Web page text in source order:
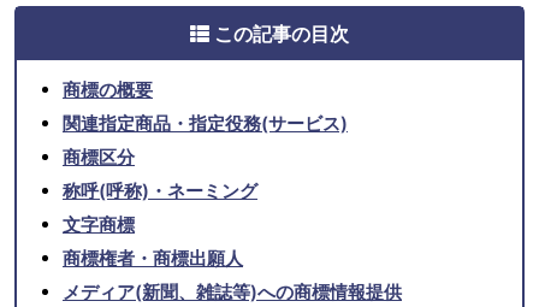
この記事の目次
商標の概要
関連指定商品・指定役務(サービス)
商標区分
称呼(呼称)・ネーミング
文字商標
商標権者・商標出願人
メディア(新聞、雑誌等)への商標情報提供